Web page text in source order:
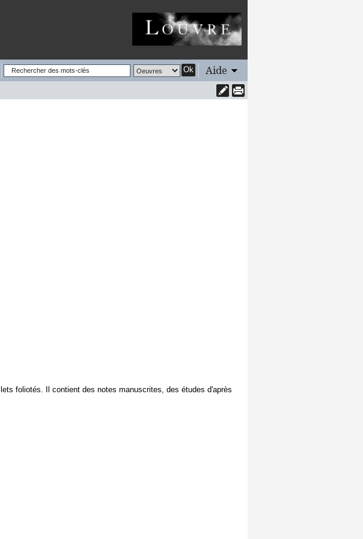
Ok Aide
foliotés. Il contient des notes manuscrites, des études d'après